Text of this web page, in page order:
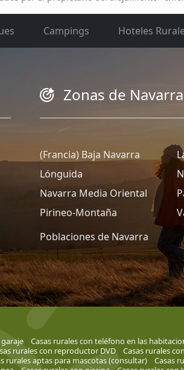
Campings Hoteles
Zonas de Navarra
(Francia) Baja Navarra
Lónguida
Navarra Media Oriental
Pirineo-Montaña
Poblaciones de Navarra
Casas rurales con teléfono en las
rurales con reproductor DVD Casas rurales
rurales aptas para mascotas (consultar) Casas